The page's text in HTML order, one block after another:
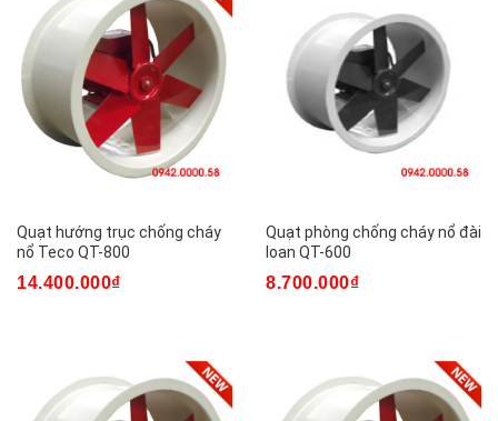
Quạt hướng trục chống cháy
nổ Teco QT-800
14.400.000₫
Quạt phòng chống cháy nổ đài
loan QT-600
8.700.000₫